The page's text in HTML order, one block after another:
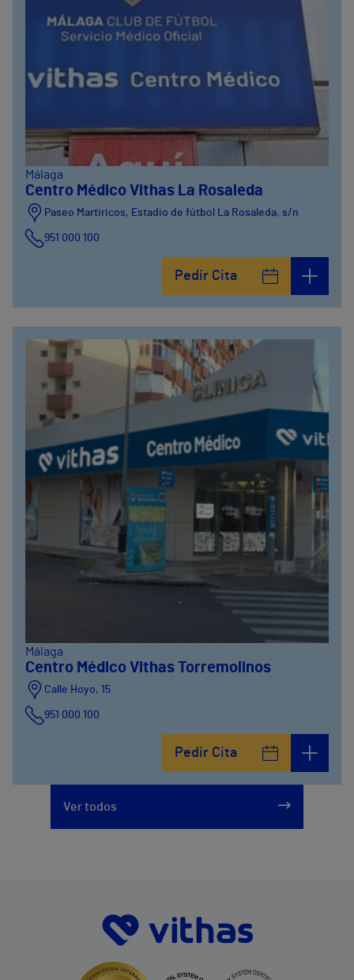
Málaga
Centro Médico Vithas La Rosaleda
Paseo Martiricos, Estadio de fútbol La Rosaleda, s/n
951 000 100
Pedir Cita
Málaga
Centro Médico Vithas Torremolinos
Calle Hoyo, 15
951 000 100
Pedir Cita
Ver todos